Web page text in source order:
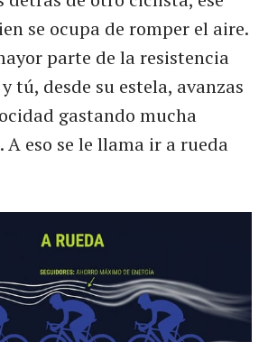
se ocupa de romper el aire.
parte de la resistencia
tú, desde su estela, avanzas
gastando mucha
A eso se le llama ir a rueda